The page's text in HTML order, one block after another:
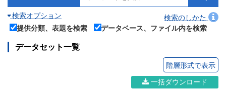
検索オプション
検索のしかた
提供分類、表題を検索
データベース、ファイル内を検索
データセット一覧
階層形式で表示
一括ダウンロード